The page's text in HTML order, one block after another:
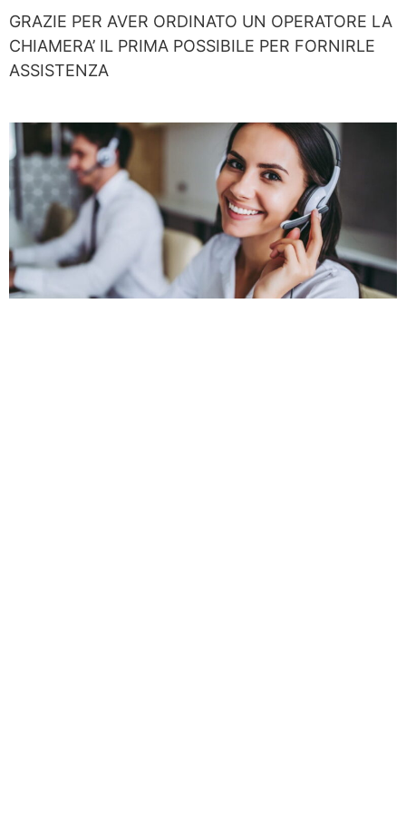
GRAZIE PER AVER ORDINATO UN OPERATORE LA
CHIAMERA’ IL PRIMA POSSIBILE PER FORNIRLE
ASSISTENZA